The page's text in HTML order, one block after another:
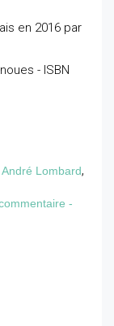
en 2016 par
- ISBN
André Lombard,
-